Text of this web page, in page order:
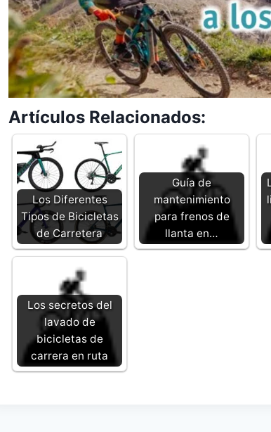
Artículos Relacionados:
Los Diferentes
Tipos de Bicicletas
de Carretera
Guía de
mantenimiento
para frenos de
llanta en…
Los secretos del
lavado de
bicicletas de
carrera en ruta